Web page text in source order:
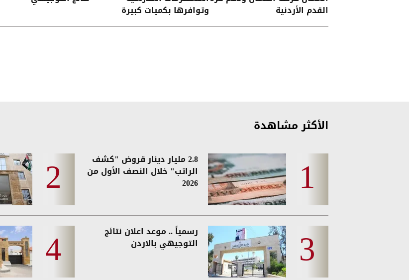
القدم الأردنية وتوافرها بكميات كبيرة
الأكثر مشاهدة
2.8 مليار دينار قروض "كشف
الراتب" خلال النصف الأول من
2026
رسمياً .. موعد اعلان نتائج
التوجيهي بالاردن